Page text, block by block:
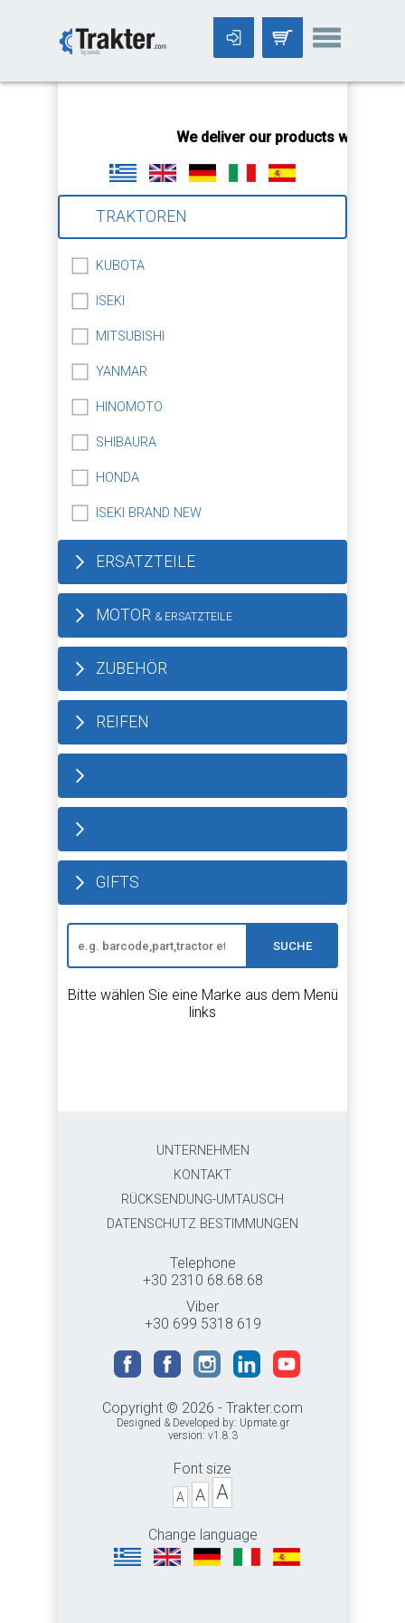
We deliver our products worldwide!
TRAKTOREN
KUBOTA
ISEKI
MITSUBISHI
YANMAR
HINOMOTO
SHIBAURA
HONDA
ISEKI BRAND NEW
ERSATZTEILE
MOTOR & ERSATZTEILE
ZUBEHÖR
REIFEN
GIFTS
SUCHE
Bitte wählen Sie eine Marke aus dem Menü
links
UNTERNEHMEN
KONTAKT
RÜCKSENDUNG-UMTAUSCH
DATENSCHUTZ BESTIMMUNGEN
Telephone
+30 2310 68.68.68
Viber
+30 699 5318 619
Copyright © 2026 - Trakter.com
Designed & Developed by: Upmate.gr
version: v1.8.3
Font size
A A A
Change language